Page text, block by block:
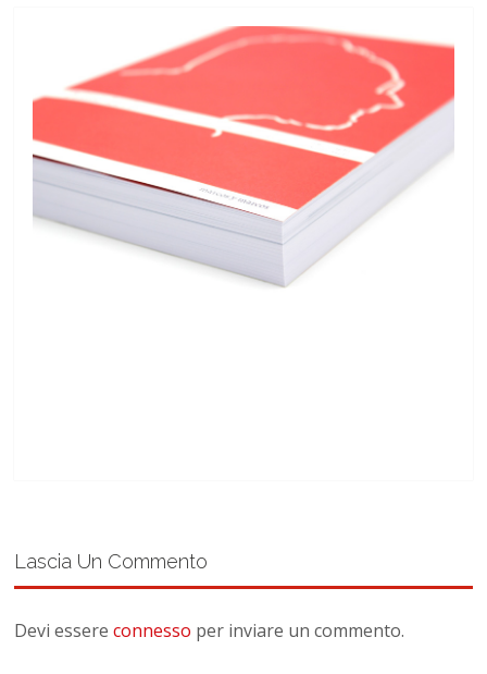
Lascia Un Commento
Devi essereconnesso per inviare un commento.